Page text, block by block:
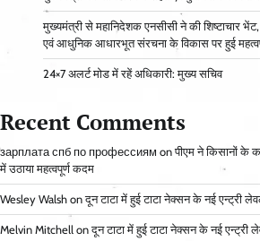
मुख्यमंत्री से महानिदेशक एनसीसी ने की शिष्टाचार
एवं आधुनिक आधारभूत संरचना के विकास पर हुई
24×7 अलर्ट मोड में रहें अधिकारी: मुख्य सचिव
Recent Comments
зарплата спб по профессиям onपीएम ने किसानों के
में उठाया महत्वपूर्ण कदम
Wesley Walsh onदून टाटा में हुई टाटा नेक्सन के नई एन्ट्री
Melvin Mitchell onदून टाटा में हुई टाटा नेक्सन के नई एन्ट्री